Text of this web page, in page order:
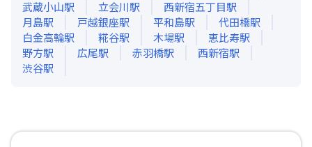
武蔵小山駅 立会川駅 西新宿五丁目駅
月島駅 戸越銀座駅 平和島駅 代田橋駅
白金高輪駅 糀谷駅 木場駅 恵比寿駅
野方駅 広尾駅 赤羽橋駅 西新宿駅
渋谷駅